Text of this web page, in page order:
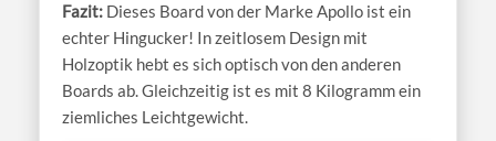
Dieses Board von der Marke Apollo ist ein
echter Hingucker! In zeitlosem Design mit
Holzoptik hebt es sich optisch von den anderen
Boards ab. Gleichzeitig ist es mit 8 Kilogramm ein
ziemliches Leichtgewicht.